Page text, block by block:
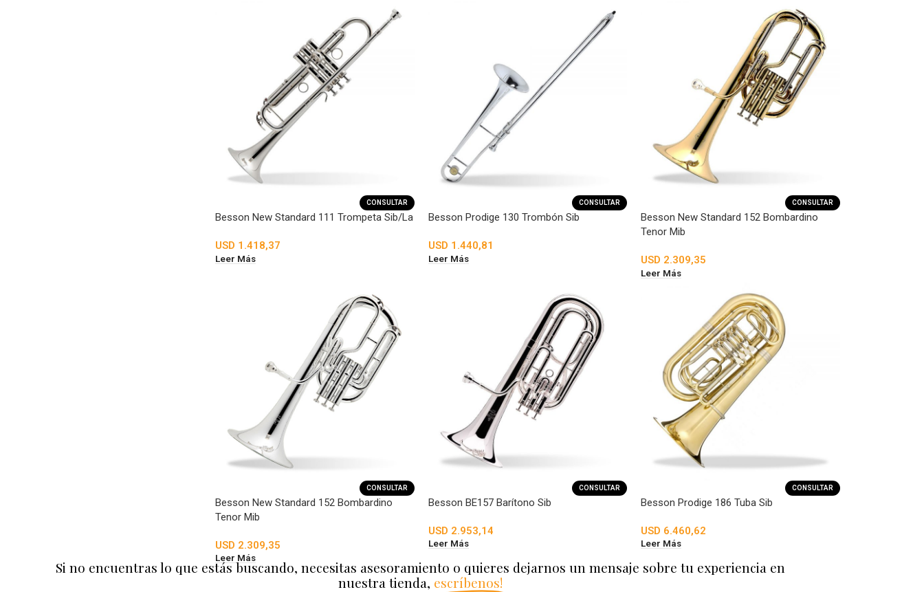
CONSULTAR
Besson New Standard 111 Trompeta Sib/La
USD 1.418,37
Leer Más
CONSULTAR
Besson Prodige 130 Trombón Sib
USD 1.440,81
Leer Más
CONSULTAR
Besson New Standard 152 Bombardino
Tenor Mib
USD 2.309,35
Leer Más
CONSULTAR
Besson New Standard 152 Bombardino
Tenor Mib
USD 2.309,35
Leer Más
CONSULTAR
Besson BE157 Barítono Sib
USD 2.953,14
Leer Más
CONSULTAR
Besson Prodige 186 Tuba Sib
USD 6.460,62
Leer Más
Si no encuentras lo que estás buscando, necesitas asesoramiento o quieres dejarnos un mensaje sobre tu experiencia en
nuestra tienda, escríbenos!